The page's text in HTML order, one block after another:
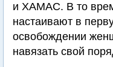
и ХАМАС. В то
настаивают в
освобождении
навязать свой